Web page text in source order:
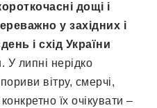
дощі і
у західних і
і схід України
. У липні нерідко
вітру, смерчі,
їх очікувати –